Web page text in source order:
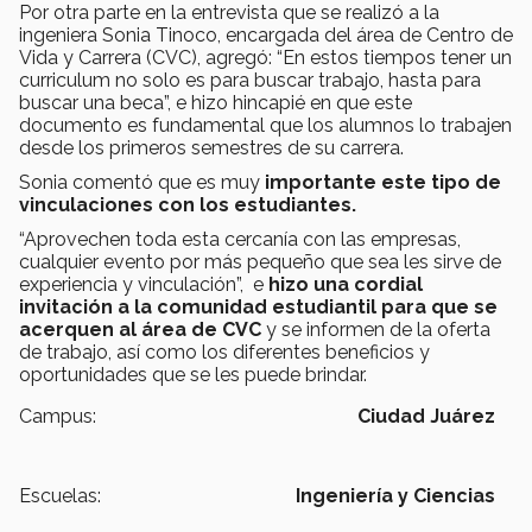
Por otra parte en la entrevista que se realizó a la
ingeniera Sonia Tinoco, encargada del área de Centro de
Vida y Carrera (CVC), agregó: “En estos tiempos tener un
curriculum no solo es para buscar trabajo, hasta para
buscar una beca”, e hizo hincapié en que este
documento es fundamental que los alumnos lo trabajen
desde los primeros semestres de su carrera.
Sonia comentó que es muy importante este tipo de
vinculaciones con los estudiantes.
“Aprovechen toda esta cercanía con las empresas,
cualquier evento por más pequeño que sea les sirve de
experiencia y vinculación”, e hizo una cordial
invitación a la comunidad estudiantil para que se
acerquen al área de CVC y se informen de la oferta
de trabajo, así como los diferentes beneficios y
oportunidades que se les puede brindar.
Campus:
Ciudad Juárez
Escuelas: Ingeniería y Ciencias